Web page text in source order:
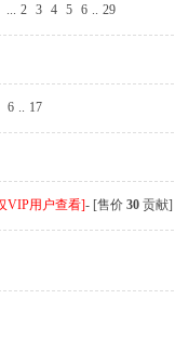
... 2 3 4 5 6 .. 29
6 .. 17
VIP用户查看]- [售价 30贡献]